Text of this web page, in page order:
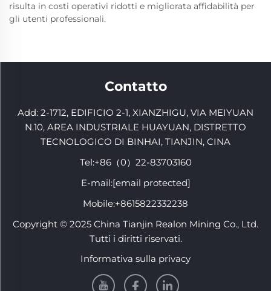
risulta in costi operativi ridotti e migliorata affidabilità per
gli utenti professionali.
Contatto
Add: 2-1712, EDIFICIO 2-1, XIANZHIGU, VIA MEIYUAN
N.10, AREA INDUSTRIALE HUAYUAN, DISTRETTO
TECNOLOGICO DI BINHAI, TIANJIN, CINA
Tel:+86（0）22-83703160
E-mail:[email protected]
Mobile:+8615822332238
Copyright © 2025 China Tianjin Realon Mining Co., Ltd.
Tutti i diritti riservati.
Informativa sulla privacy